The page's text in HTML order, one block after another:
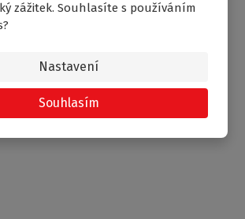
zážitek. Souhlasíte s používáním
Nastavení
Souhlasím